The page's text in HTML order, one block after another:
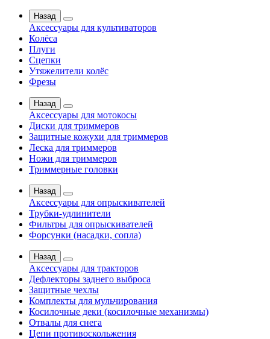
Назад
Аксессуары для культиваторов
Колёса
Плуги
Сцепки
Утяжелители колёс
Фрезы
Назад
Аксессуары для мотокосы
Диски для триммеров
Защитные кожухи для триммеров
Леска для триммеров
Ножи для триммеров
Триммерные головки
Назад
Аксессуары для опрыскивателей
Трубки-удлинители
Фильтры для опрыскивателей
Форсунки (насадки, сопла)
Назад
Аксессуары для тракторов
Дефлекторы заднего выброса
Защитные чехлы
Комплекты для мульчирования
Косилочные деки (косилочные механизмы)
Отвалы для снега
Цепи противоскольжения